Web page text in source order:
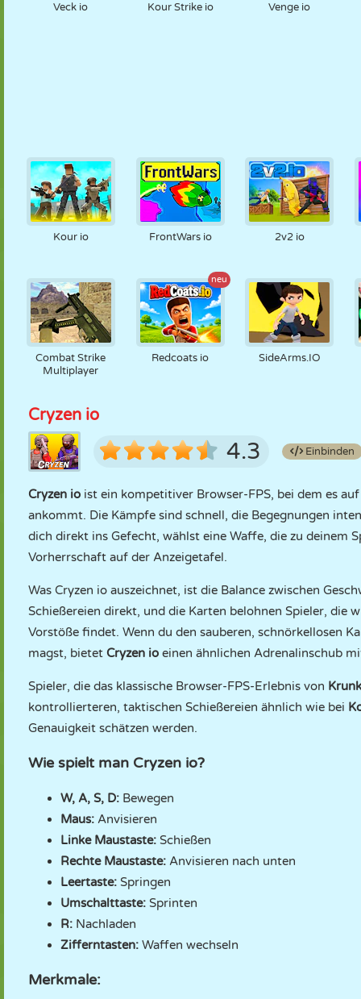
Veck io Kour Strike io Venge io
Kour io FrontWars io 2v2 io
Combat Strike
Multiplayer
neu
Redcoats io SideArms.IO
Cryzen io
4.3 Einbinden
Cryzen io ist ein kompetitiver Browser-FPS, bei dem es
ankommt. Die Kämpfe sind schnell, die Begegnungen
dich direkt ins Gefecht, wählst eine Waffe, die zu deinem
Vorherrschaft auf der Anzeigetafel.
Was Cryzen io auszeichnet, ist die Balance zwischen
Schießereien direkt, und die Karten belohnen Spieler,
Vorstöße findet. Wenn du den sauberen, schnörkellosen
magst, bietet Cryzen io einen ähnlichen Adrenalinschub
Spieler, die das klassische Browser-FPS-Erlebnis von
kontrollierteren, taktischen Schießereien ähnlich wie bei
Genauigkeit schätzen werden.
Wie spielt man Cryzen io?
W, A, S, D: Bewegen
Maus: Anvisieren
Linke Maustaste: Schießen
Rechte Maustaste: Anvisieren nach unten
Leertaste: Springen
Umschalttaste: Sprinten
R: Nachladen
Zifferntasten: Waffen wechseln
Merkmale: